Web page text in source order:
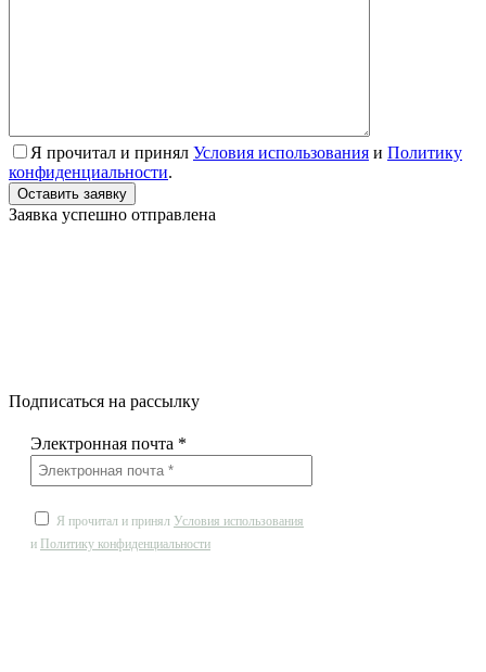
Я прочитал и принял Условия использования и Политику
конфиденциальности.
Заявка успешно отправлена
Подписаться на рассылку
Электронная почта *
Я прочитал и принял Условия использования
и Политику конфиденциальности